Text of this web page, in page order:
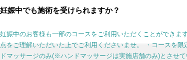
妊娠中でも施術を受けられますか？
妊娠中のお客様も一部のコースをご利用いただくことができま
点をご理解いただいた上でご利用くださいませ。 ・コースを
ドマッサージのみ(※ハンドマッサージは実施店舗のみ)とさせ